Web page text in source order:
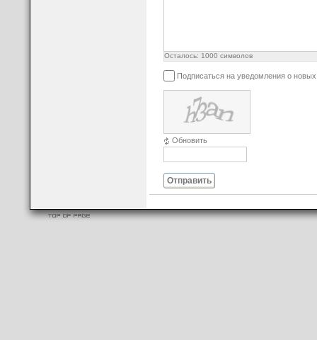
Осталось: 1000 символов
Подписаться на уведомления о
Обновить
Отправить